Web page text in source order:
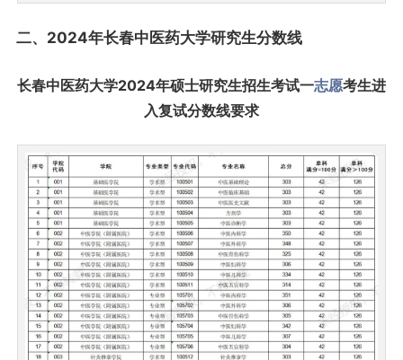
二、2024年长春中医药大学研究生分数线
长春中医药大学2024年硕士研究生招生考试一志愿考生进
入复试分数线要求